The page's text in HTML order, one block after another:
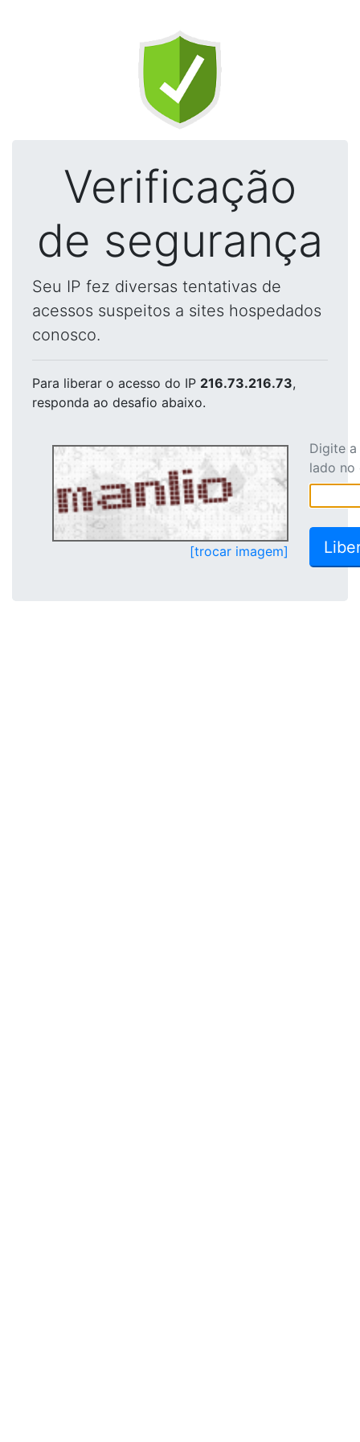
Verificação
de segurança
Seu IP fez diversas tentativas de
acessos suspeitos a sites hospedados
conosco.
Para liberar o acesso do IP 216.73.216.73,
responda ao desafio abaixo.
[trocar imagem]
Digite
lado no